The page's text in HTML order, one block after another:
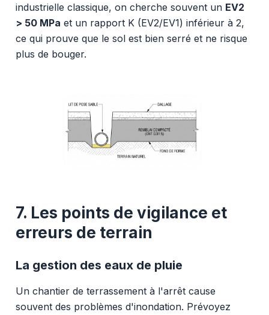
industrielle classique, on cherche souvent un EV2
> 50 MPa et un rapport K (EV2/EV1) inférieur à 2,
ce qui prouve que le sol est bien serré et ne risque
plus de bouger.
7. Les points de vigilance et
erreurs de terrain
La gestion des eaux de pluie
Un chantier de terrassement à l'arrêt cause
souvent des problèmes d'inondation. Prévoyez